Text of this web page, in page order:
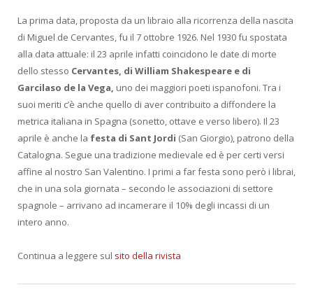
La prima data, proposta da un libraio alla ricorrenza della nascita
di Miguel de Cervantes, fu il 7 ottobre 1926. Nel 1930 fu spostata
alla data attuale: il 23 aprile infatti coincidono le date di morte
dello stesso Cervantes, di William Shakespeare e di
Garcilaso de la Vega, uno dei maggiori poeti ispanofoni. Tra i
suoi meriti c’è anche quello di aver contribuito a diffondere la
metrica italiana in Spagna (sonetto, ottave e verso libero). Il 23
aprile è anche la festa di Sant Jordi (San Giorgio), patrono della
Catalogna. Segue una tradizione medievale ed è per certi versi
affine al nostro San Valentino. I primi a far festa sono però i librai,
che in una sola giornata – secondo le associazioni di settore
spagnole – arrivano ad incamerare il 10% degli incassi di un
intero anno.
Continua a leggere sul sito della rivista